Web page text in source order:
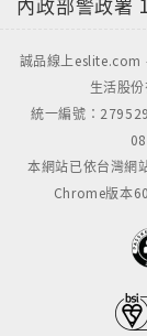
誠品線上
生活股
統一編號：
本網站已依台灣網
Chrome版本